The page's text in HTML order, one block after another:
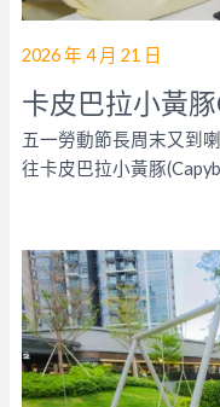
2026 年 4 月 21 日
卡皮巴拉小黃
五一勞動節長周末又到
往卡皮巴拉小黃豚